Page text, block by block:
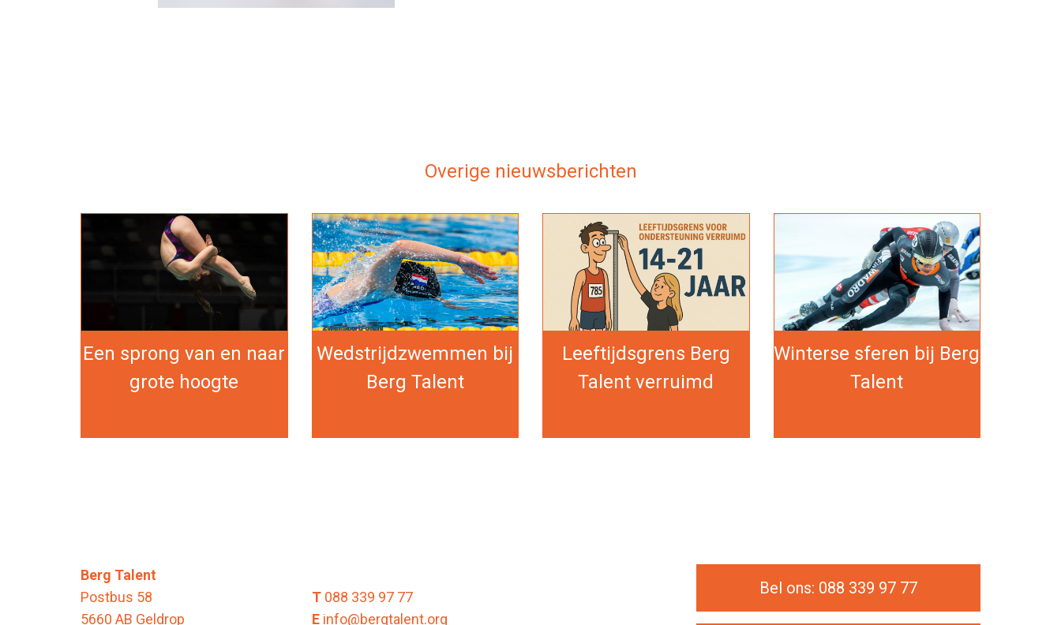
Overige nieuwsberichten
Een sprong van en naar
grote hoogte
Wedstrijdzwemmen bij
Berg Talent
Leeftijdsgrens Berg
Talent verruimd
Winterse sferen bij Berg
Talent
Berg Talent
Postbus 58
5660 AB Geldrop
T088 339 97 77
E info@bergtalent.org
Bel ons: 088 339 97 77